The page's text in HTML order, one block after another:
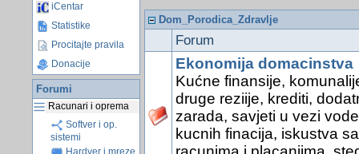
iCentar
Statistike
Procitajte pravila
Donacije
Forumi
Racunari i oprema
Softver i op.
sistemi
Hardver i mreze
Dom_Porodica_Zdravlje
Forum
Ekonomija domacinstva
Kućne finansije,
druge reziije, krediti,
zarada, savjeti u vezi
kucnih finacija, iskustva sa